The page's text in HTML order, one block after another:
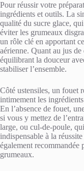
Pour réussir votre
ingrédients et outils. La
qualité du sucre glace,
éviter les grumeaux
un rôle clé en apportant
aérienne. Quant au jus
équilibrant la douceur
stabiliser l’ensemble.
Côté ustensiles, un fouet
intimement les
En l’absence de fouet,
si vous y mettez de
large, ou cul-de-poule,
indispensable à la
également recommandée
grumeaux.